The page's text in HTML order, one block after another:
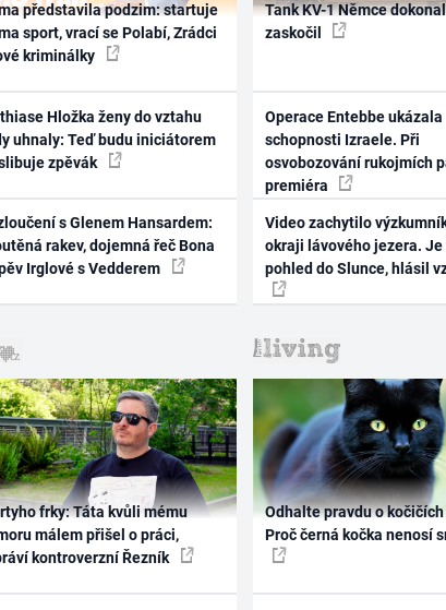
představila podzim: startuje
sport, vrací se Polabí, Zrádci
kriminálky
Hložka ženy do vztahu
uhnaly: Teď budu iniciátorem
zpěvák
s Glenem Hansardem:
rakev, dojemná řeč Bona
Irglové s Vedderem
Tank KV-1 Němce
zaskočil
Operace Entebbe ukázala
schopnosti Izraele. Při
osvobozování rukojmích
premiéra
Video zachytilo
okraji lávového jezera. Je
pohled do Slunce, hlásil
frky: Táta kvůli mému
málem přišel o práci,
kontroverzní Řezník
Odhalte pravdu o
Proč černá kočka nenosí